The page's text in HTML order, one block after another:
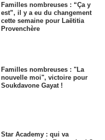
Familles nombreuses : “Ça y
est”, il y a eu du changement
cette semaine pour Laëtitia
Provenchère
Familles nombreuses : "La
nouvelle moi", victoire pour
Soukdavone Gayat !
Star Academy : qui va